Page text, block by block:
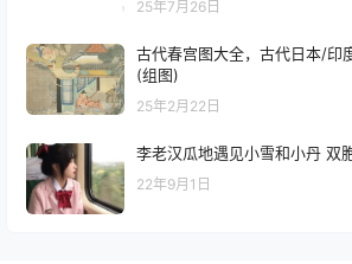
25年7月26日
古代春宫图大全，古代日本/印
(组图)
25年2月22日
李老汉瓜地遇见小雪和小丹 双
22年9月1日